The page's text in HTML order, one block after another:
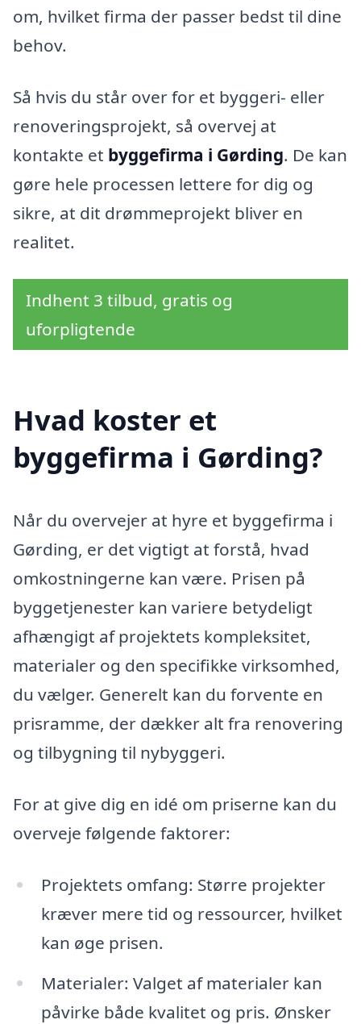
om, hvilket firma der passer bedst til dine
behov.
Så hvis du står over for et byggeri- eller
renoveringsprojekt, så overvej at
kontakte et byggefirma i Gørding. De kan
gøre hele processen lettere for dig og
sikre, at dit drømmeprojekt bliver en
realitet.
Indhent 3 tilbud, gratis og
uforpligtende
Hvad koster et
byggefirma i Gørding?
Når du overvejer at hyre et byggefirma i
Gørding, er det vigtigt at forstå, hvad
omkostningerne kan være. Prisen på
byggetjenester kan variere betydeligt
afhængigt af projektets kompleksitet,
materialer og den specifikke virksomhed,
du vælger. Generelt kan du forvente en
prisramme, der dækker alt fra renovering
og tilbygning til nybyggeri.
For at give dig en idé om priserne kan du
overveje følgende faktorer:
Projektets omfang: Større projekter
kræver mere tid og ressourcer, hvilket
kan øge prisen.
Materialer: Valget af materialer kan
påvirke både kvalitet og pris. Ønsker